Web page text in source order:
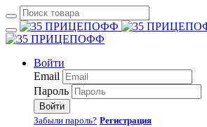
Войти
Email
Пароль
Войти
Забыли пароль? Регистрация